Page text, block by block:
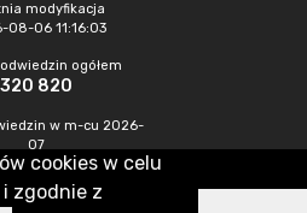
modyfikacja
08-06 11:16:03
ogółem
320 820
w m-cu 2026-
07
879
cookies w celu
i zgodnie z